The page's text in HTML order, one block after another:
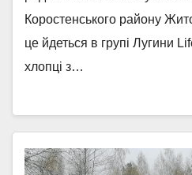
Коростенського району
це йдеться в групі Лугини
хлопці з…